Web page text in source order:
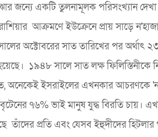
জন্যে একটি তুলনামূলক পরিসংখ্যান
আক্রমণে ইউক্রেনে প্রায় সাড়ে
অক্টোবরের সাত তারিখের পর অর্থাৎ
১৯৪৮ সালে সাত লক্ষ‌ ফিলিস্তিনীকে
অনেকেই ইসরাইলের এখনকার আচরণকে
৭৬% ভাই মানুষ যুদ্ধ বিরতি চায়।
তাঁদের প্রতি এবং যেসব ইহুদীদের হিটলার